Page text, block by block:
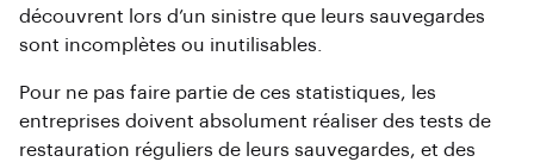
découvrent lors d’un sinistre que leurs sauvegardes
sont incomplètes ou inutilisables.
Pour ne pas faire partie de ces statistiques, les
entreprises doivent absolument réaliser des tests de
restauration réguliers de leurs sauvegardes, et des